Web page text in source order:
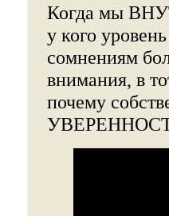
Когда мы
у кого
сомнениям
внимания, в
почему